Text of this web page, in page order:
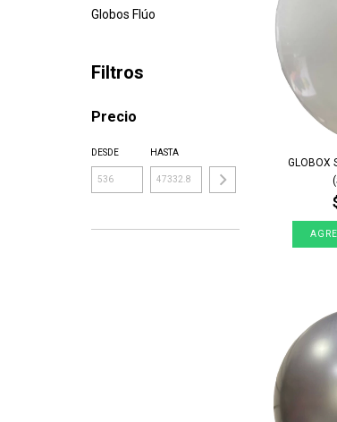
Globos Flúo
Filtros
Precio
DESDE HASTA
GLOBOX